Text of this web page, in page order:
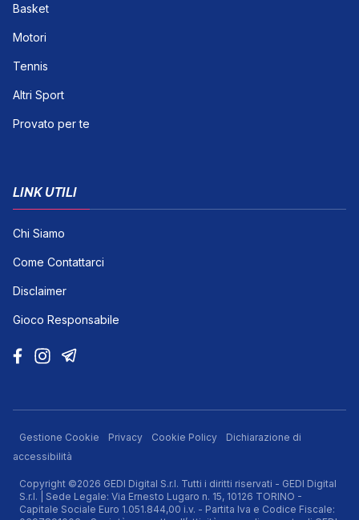
Basket
Motori
Tennis
Altri Sport
Provato per te
LINK UTILI
Chi Siamo
Come Contattarci
Disclaimer
Gioco Responsabile
Gestione Cookie Privacy Cookie Policy
Dichiarazione di
accessibilità
Copyright ©2026 GEDI Digital S.r.l. Tutti i diritti riservati - GEDI Digital
S.r.l. | Sede Legale: Via Ernesto Lugaro n. 15, 10126 TORINO -
Capitale Sociale Euro 1.051.844,00 i.v. - Partita Iva e Codice Fiscale: